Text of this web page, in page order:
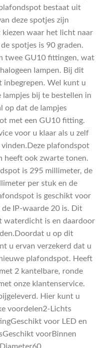
bestaat uit
deze spotjes zijn
waar het licht naar
spotjes is 90 graden.
twee GU10 fittingen, wat
lampen. Bij dit
Wel kunt u
lampjes bij te bestellen in
op dat de lampjes
met een GU10 fitting.
voor u klaar als u zelf
vinden.Deze plafondspot
heeft ook zwarte tonen.
is 295 millimeter, de
per stuk en de
is geschikt voor
de IP-waarde 20 is. Dit
waterdicht is en daardoor
u op dit
u ervan verzekerd dat u
plafondspot. Heeft
2 kantelbare, ronde
onze klantenservice.
Hier kunt u
voordelen2-Lichts
voor LED en
voorBinnen